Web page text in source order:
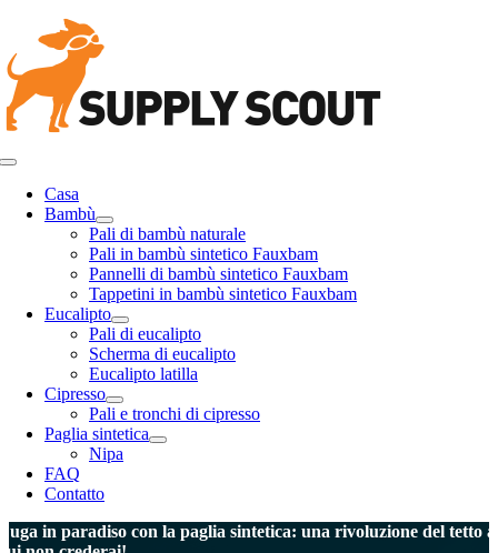
contenuto
Attiva/disattiva
navigazione
Casa
Bambù
Pali di bambù naturale
Pali in bambù sintetico Fauxbam
Pannelli di bambù sintetico Fauxbam
Tappetini in bambù sintetico Fauxbam
Eucalipto
Pali di eucalipto
Scherma di eucalipto
Eucalipto latilla
Cipresso
Pali e tronchi di cipresso
Paglia sintetica
Nipa
FAQ
Contatto
Fuga in paradiso con la paglia sintetica: una rivoluzione del tetto a